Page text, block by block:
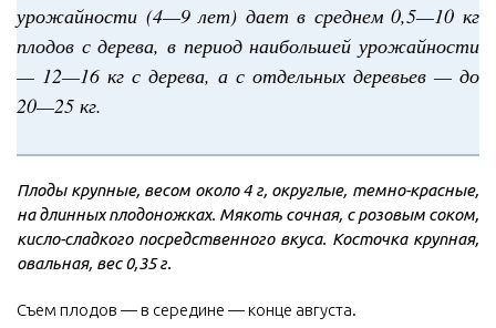
урожайности (4—9 лет) дает в среднем 0,5—10 кг
плодов с дерева, в период наибольшей урожайности
— 12—16 кг с дерева, а с отдельных деревьев — до
20—25 кг.
Плоды крупные, весом около 4 г, округлые, темно-красные,
на длинных плодоножках. Мякоть сочная, с розовым соком,
кисло-сладкого посредственного вкуса. Косточка крупная,
овальная, вес 0,35 г.
Съем плодов — в середине — конце августа.